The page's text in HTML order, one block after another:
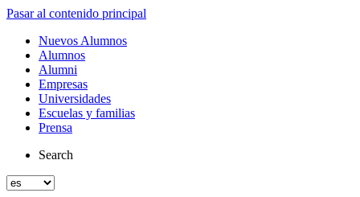
Pasar al contenido principal
Nuevos Alumnos
Alumnos
Alumni
Empresas
Universidades
Escuelas y familias
Prensa
Search